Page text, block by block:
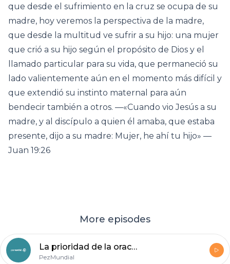
que desde el sufrimiento en la cruz se ocupa de su
madre, hoy veremos la perspectiva de la madre,
que desde la multitud ve sufrir a su hijo: una mujer
que crió a su hijo según el propósito de Dios y el
llamado particular para su vida, que permaneció su
lado valientemente aún en el momento más difícil y
que extendió su instinto maternal para aún
bendecir también a otros. —«Cuando vio Jesús a su
madre, y al discípulo a quien él amaba, que estaba
presente, dijo a su madre: Mujer, he ahí tu hijo» —
Juan 19:26
More episodes
La prioridad de la oración
PezMundial